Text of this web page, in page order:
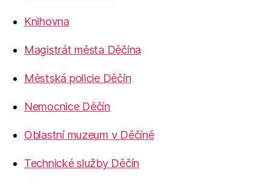
Knihovna
Magistrát města Děčína
Městská policie Děčín
Nemocnice Děčín
Oblastní muzeum v Děčíně
Technické služby Děčín